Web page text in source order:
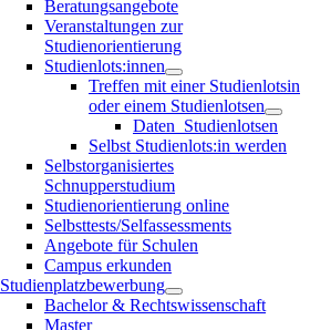
Beratungsangebote
Veranstaltungen zur
Studienorientierung
Studienlots:innen
Treffen mit einer Studienlotsin
oder einem Studienlotsen
Daten_Studienlotsen
Selbst Studienlots:in werden
Selbstorganisiertes
Schnupperstudium
Studienorientierung online
Selbsttests/Selfassessments
Angebote für Schulen
Campus erkunden
Studienplatzbewerbung
Bachelor & Rechtswissenschaft
Master